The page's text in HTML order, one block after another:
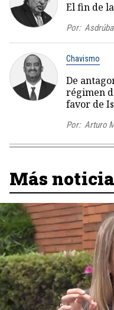
El fin de
Por:
Chavismo
De
régimen
favor de
Por: Arturo
Más